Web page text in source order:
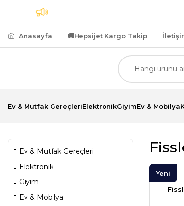
7.500,00 TL ve Üzeri Alımlarda
Anasayfa 🚚Hepsijet Kargo Takip
Ev & Mutfak GereçleriElektronikGiyimEv & Mobilya
Ev & Mutfak Gereçleri
Elektronik
Giyim
Ev & Mobilya
Yeni